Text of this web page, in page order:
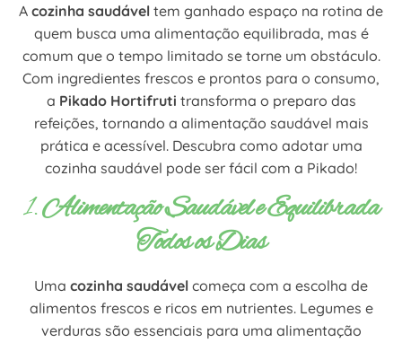
A cozinha saudável tem ganhado espaço na rotina de
quem busca uma alimentação equilibrada, mas é
comum que o tempo limitado se torne um obstáculo.
Com ingredientes frescos e prontos para o consumo,
a Pikado Hortifruti transforma o preparo das
refeições, tornando a alimentação saudável mais
prática e acessível. Descubra como adotar uma
cozinha saudável pode ser fácil com a Pikado!
1.Alimentação Saudável e Equilibrada
Todos os Dias
Uma cozinha saudável começa com a escolha de
alimentos frescos e ricos em nutrientes. Legumes e
verduras são essenciais para uma alimentação